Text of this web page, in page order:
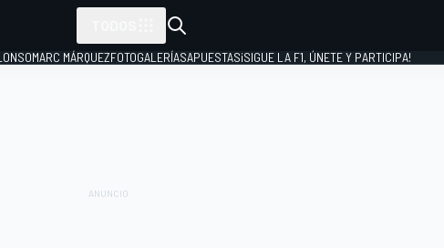
MARC MÁRQUEZFOTOGALERÍASAPUESTAS¡SIGUE LA F1, ÚNETE Y PARTICIPA!